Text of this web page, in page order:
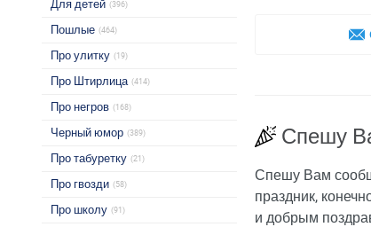
Для детей (396)
Пошлые (464)
Про улитку (19)
Про Штирлица (414)
Про негров (168)
Черный юмор (389)
Про табуретку (21)
Про гвозди (58)
Про школу (91)
Спешу
Спешу Вам
праздник,
и добрым